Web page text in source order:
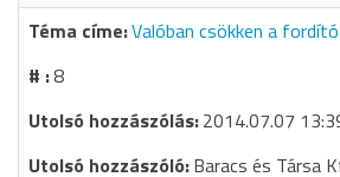
Valóban csökken a
8
2014.07.07
Baracs és Társa